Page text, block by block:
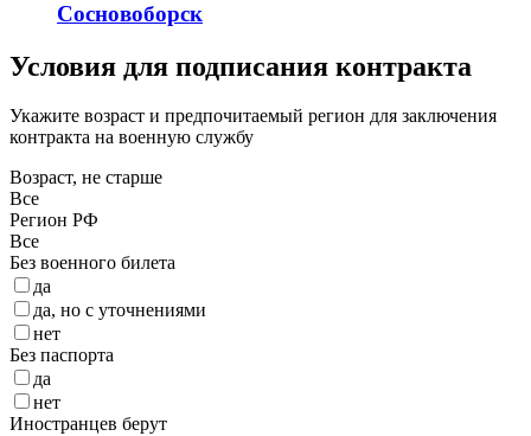
Сосновоборск
Условия для подписания контракта
Укажите возраст и предпочитаемый регион для заключения
контракта на военную службу
Возраст, не старше
Все
Регион РФ
Все
Без военного билета
да
да, но с уточнениями
нет
Без паспорта
да
нет
Иностранцев берут